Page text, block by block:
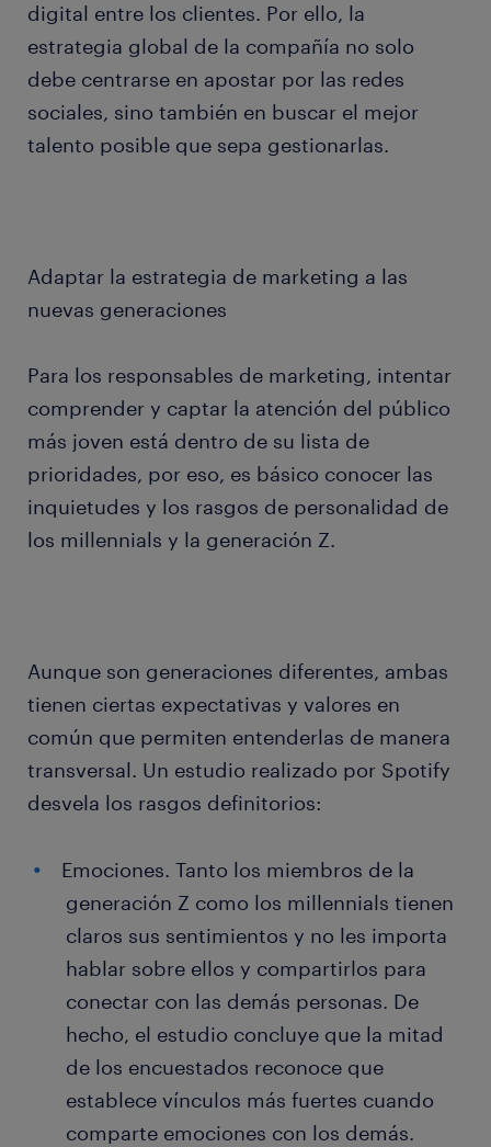
digital entre los clientes. Por ello, la
estrategia global de la compañía no solo
debe centrarse en apostar por las redes
sociales, sino también en buscar el mejor
talento posible que sepa gestionarlas.
Adaptar la estrategia de marketing a las
nuevas generaciones
Para los responsables de marketing, intentar
comprender y captar la atención del público
más joven está dentro de su lista de
prioridades, por eso, es básico conocer las
inquietudes y los rasgos de personalidad de
los millennials y la generación Z.
Aunque son generaciones diferentes, ambas
tienen ciertas expectativas y valores en
común que permiten entenderlas de manera
transversal. Un estudio realizado por Spotify
desvela los rasgos definitorios:
Emociones. Tanto los miembros de la
generación Z como los millennials tienen
claros sus sentimientos y no les importa
hablar sobre ellos y compartirlos para
conectar con las demás personas. De
hecho, el estudio concluye que la mitad
de los encuestados reconoce que
establece vínculos más fuertes cuando
comparte emociones con los demás.